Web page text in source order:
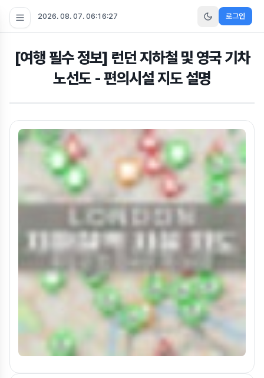
2026. 08. 07. 06:16:27 로그인
[여행 필수 정보] 런던 지하철 및 영국 기차
노선도 - 편의시설 지도 설명